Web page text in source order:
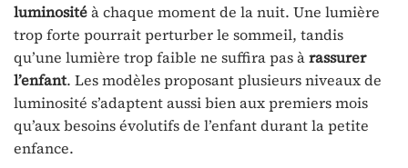
luminositéà chaque moment de la nuit. Une lumière
trop forte pourrait perturber le sommeil, tandis
qu’une lumière trop faible ne suffira pas àrassurer
l’enfant. Les modèles proposant plusieurs niveaux de
luminosité s’adaptent aussi bien aux premiers mois
qu’aux besoins évolutifs de l’enfant durant la petite
enfance.